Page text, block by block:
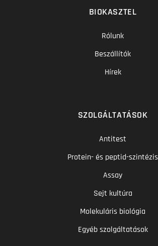
BIOKASZTEL
Rólunk
Beszállítók
Hírek
SZOLGÁLTATÁSOK
Antitest
Protein- és peptid-szintézis
Assay
Sejt kultúra
Molekuláris biológia
Egyéb szolgáltatások